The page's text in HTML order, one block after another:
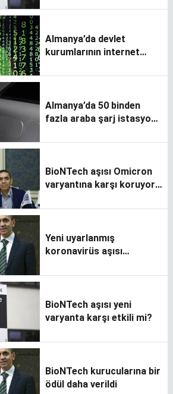
Almanya’da devlet
kurumlarının internet
Almanya’da 50 binden
fazla araba şarj istasyonu
BioNTech aşısı Omicron
varyantına karşı koruyor
Yeni uyarlanmış
koronavirüs aşısı
BioNTech aşısı yeni
varyanta karşı etkili mi?
BioNTech kurucularına bir
ödül daha verildi